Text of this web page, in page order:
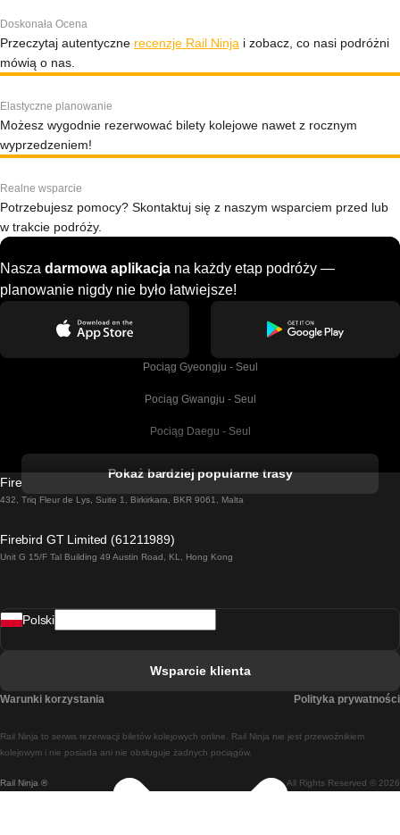
Doskonała Ocena
Przeczytaj autentyczne recenzje Rail Ninja i zobacz, co nasi podróżni
mówią o nas.
Elastyczne planowanie
Możesz wygodnie rezerwować bilety kolejowe nawet z rocznym
wyprzedzeniem!
Realne wsparcie
Potrzebujesz pomocy? Skontaktuj się z naszym wsparciem przed lub
w trakcie podróży.
Nasza darmowa aplikacja na każdy etap podróży —
planowanie nigdy nie było łatwiejsze!
Pociąg Gyeongju - Seul
Pociąg Gwangju - Seul
Pociąg Daegu - Seul
Pociąg Dublin - Galway
Pociąg Rzym - Neapol
Pociąg Madryt - Lizbona
Pociąg Madryt - Barcelona
Pokaż bardziej popularne trasy
Firebird GT Limited (OC 1451)
432, Triq Fleur de Lys, Suite 1, Birkirkara, BKR 9061, Malta
Firebird GT Limited (61211989)
Unit G 15/F Tal Building 49 Austin Road, KL, Hong Kong
Rail Ninja ® All Rights Reserved © 2026
Rail Ninja to serwis rezerwacji biletów kolejowych online. Rail Ninja nie jest przewoźnikiem
kolejowym i nie posiada ani nie obsługuje żadnych pociągów.
Polski
Wsparcie klienta
Warunki korzystania Polityka prywatności